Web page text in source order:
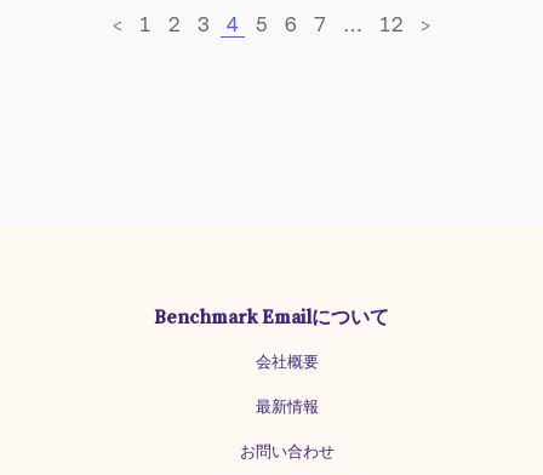
< 1 2 3 4 5 6 7 … 12 >
Benchmark Emailについて
会社概要
最新情報
お問い合わせ